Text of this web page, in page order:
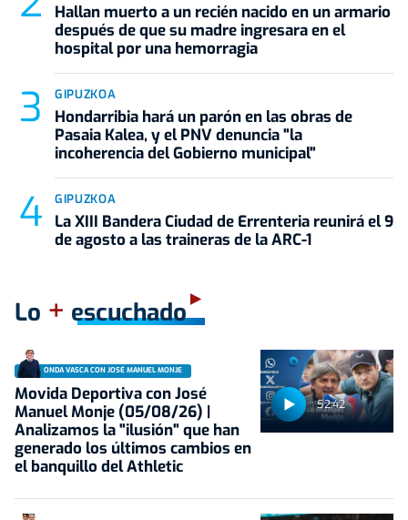
Hallan muerto a un recién nacido en un armario
después de que su madre ingresara en el
hospital por una hemorragia
GIPUZKOA
Hondarribia hará un parón en las obras de
Pasaia Kalea, y el PNV denuncia "la
incoherencia del Gobierno municipal"
GIPUZKOA
La XIII Bandera Ciudad de Errenteria reunirá el 9
de agosto a las traineras de la ARC-1
Lo + escuchado
52:42
ONDA VASCA CON JOSÉ MANUEL MONJE
Movida Deportiva con José
Manuel Monje (05/08/26) |
Analizamos la "ilusión" que han
generado los últimos cambios en
el banquillo del Athletic